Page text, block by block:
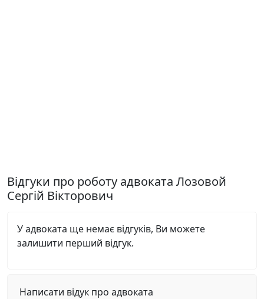
Відгуки про роботу адвоката Лозовой
Сергій Вікторович
У адвоката ще немає відгуків, Ви можете
залишити перший відгук.
Написати відук про адвоката